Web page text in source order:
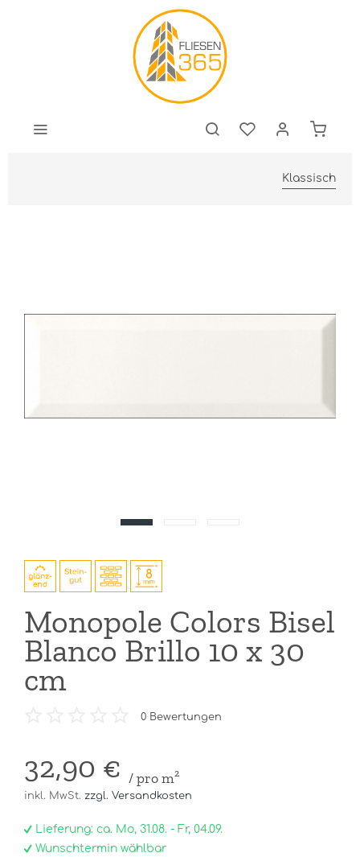
Klassisch
Monopole Colors Bisel
Blanco Brillo 10 x 30
cm
0 Bewertungen
32,90 € / pro m²
inkl. MwSt. zzgl. Versandkosten
Lieferung: ca. Mo, 31.08. - Fr, 04.09.
Wunschtermin wählbar